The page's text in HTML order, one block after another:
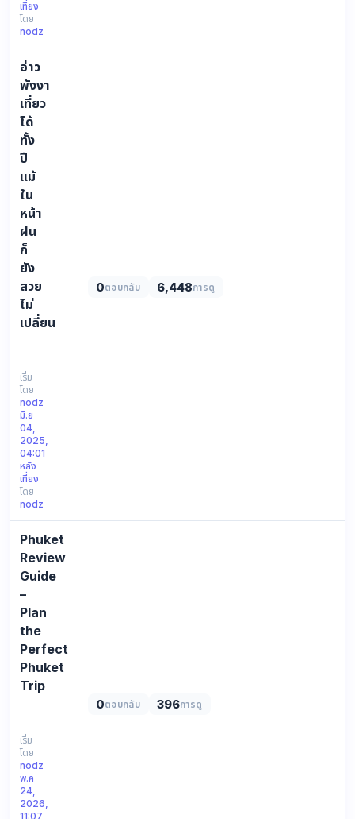
เที่ยง
โดย
nodz
อ่าว
พังงา
เที่ยว
ได้
ทั้ง
ปี
แม้
ใน
หน้า
ฝน
ก็
ยัง
สวย
ไม่
เปลี่ยน
bay-
rainy-
season
อ่าว
พังงา
เที่ยว
ได้
ทั้ง
ปี
แม้
ใน
ฝน
ก็
ยัง
สวย
ไม่…
เริ่ม
โดย
nodz
มิ.ย
04,
2025,
04:01
หลัง
เที่ยง
โดย
nodz
0ตอบกลับ 6,448การดู
Phuket
Review
Guide
–
Plan
the
Perfect
Phuket
Trip
https://reviewphuket.com/image/news/
Review
Guide
–
Plan
the
เริ่ม
โดย
nodz
พ.ค
24,
2026,
11:07
0ตอบกลับ 396การดู